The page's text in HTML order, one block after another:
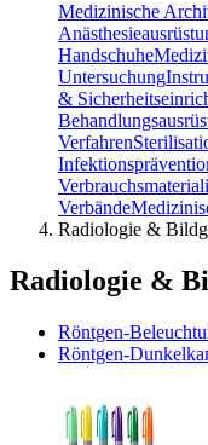
Medizinische
Handschuhe
Untersuchung
&
Verfahren
Verbände
Radiologie &
Radiologie &
Röntgen-
Röntgen-